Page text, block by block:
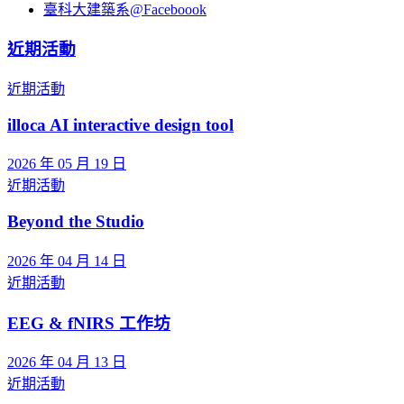
臺科大建築系@Faceboook
近期活動
近期活動
illoca AI interactive design tool
2026 年 05 月 19 日
近期活動
Beyond the Studio
2026 年 04 月 14 日
近期活動
EEG & fNIRS 工作坊
2026 年 04 月 13 日
近期活動